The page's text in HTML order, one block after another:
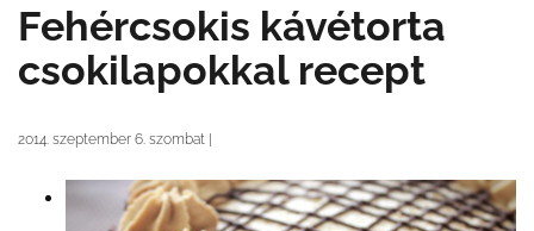
Fehércsokis kávétorta
csokilapokkal recept
2014. szeptember 6. szombat |